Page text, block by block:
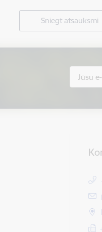
Sniegt atsauksmi